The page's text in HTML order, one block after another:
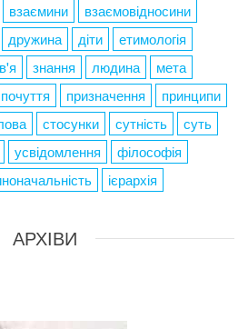
взаємини
взаємовідносини
дружина діти
етимологія
знання людина
мета
почуття призначення
принципи
стосунки сутність
суть
усвідомлення
філософія
ієрархія
АРХІВИ